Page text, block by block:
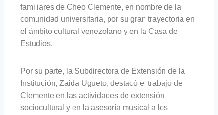
familiares de Cheo Clemente, en nombre de la
comunidad universitaria, por su gran trayectoria en
el ámbito cultural venezolano y en la Casa de
Estudios.
Por su parte, la Subdirectora de Extensión de la
Institución, Zaida Ugueto, destacó el trabajo de
Clemente en las actividades de extensión
sociocultural y en la asesoría musical a los